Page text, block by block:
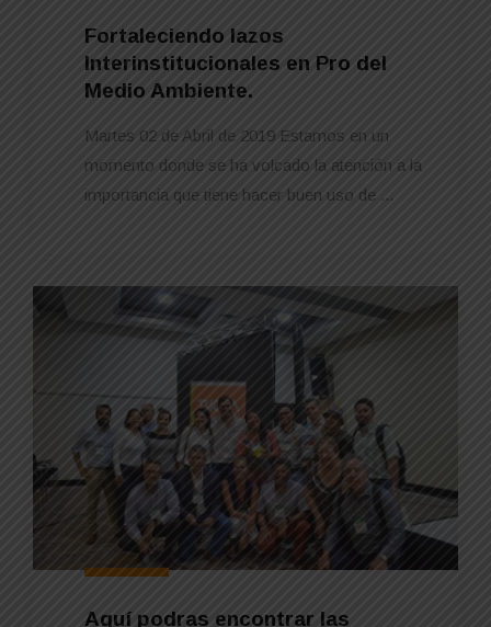
Fortaleciendo lazos
Interinstitucionales en Pro del
Medio Ambiente.
Martes 02 de Abril de 2019 Estamos en un
momento donde se ha volcado la atención a la
importancia que tiene hacer buen uso de ...
Aquí podras encontrar las